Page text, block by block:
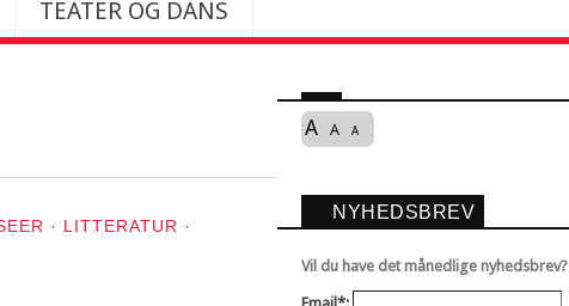
TEATER OG DANS
· LITTERATUR ·
A A A
NYHEDSBREV
Vil du have det månedlige nyhedsbrev?